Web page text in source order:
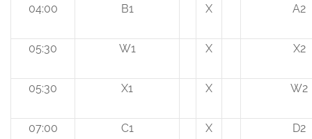
04:00 B1 X A2
05:30 W1 X X2
05:30 X1 X W2
07:00 C1 X D2